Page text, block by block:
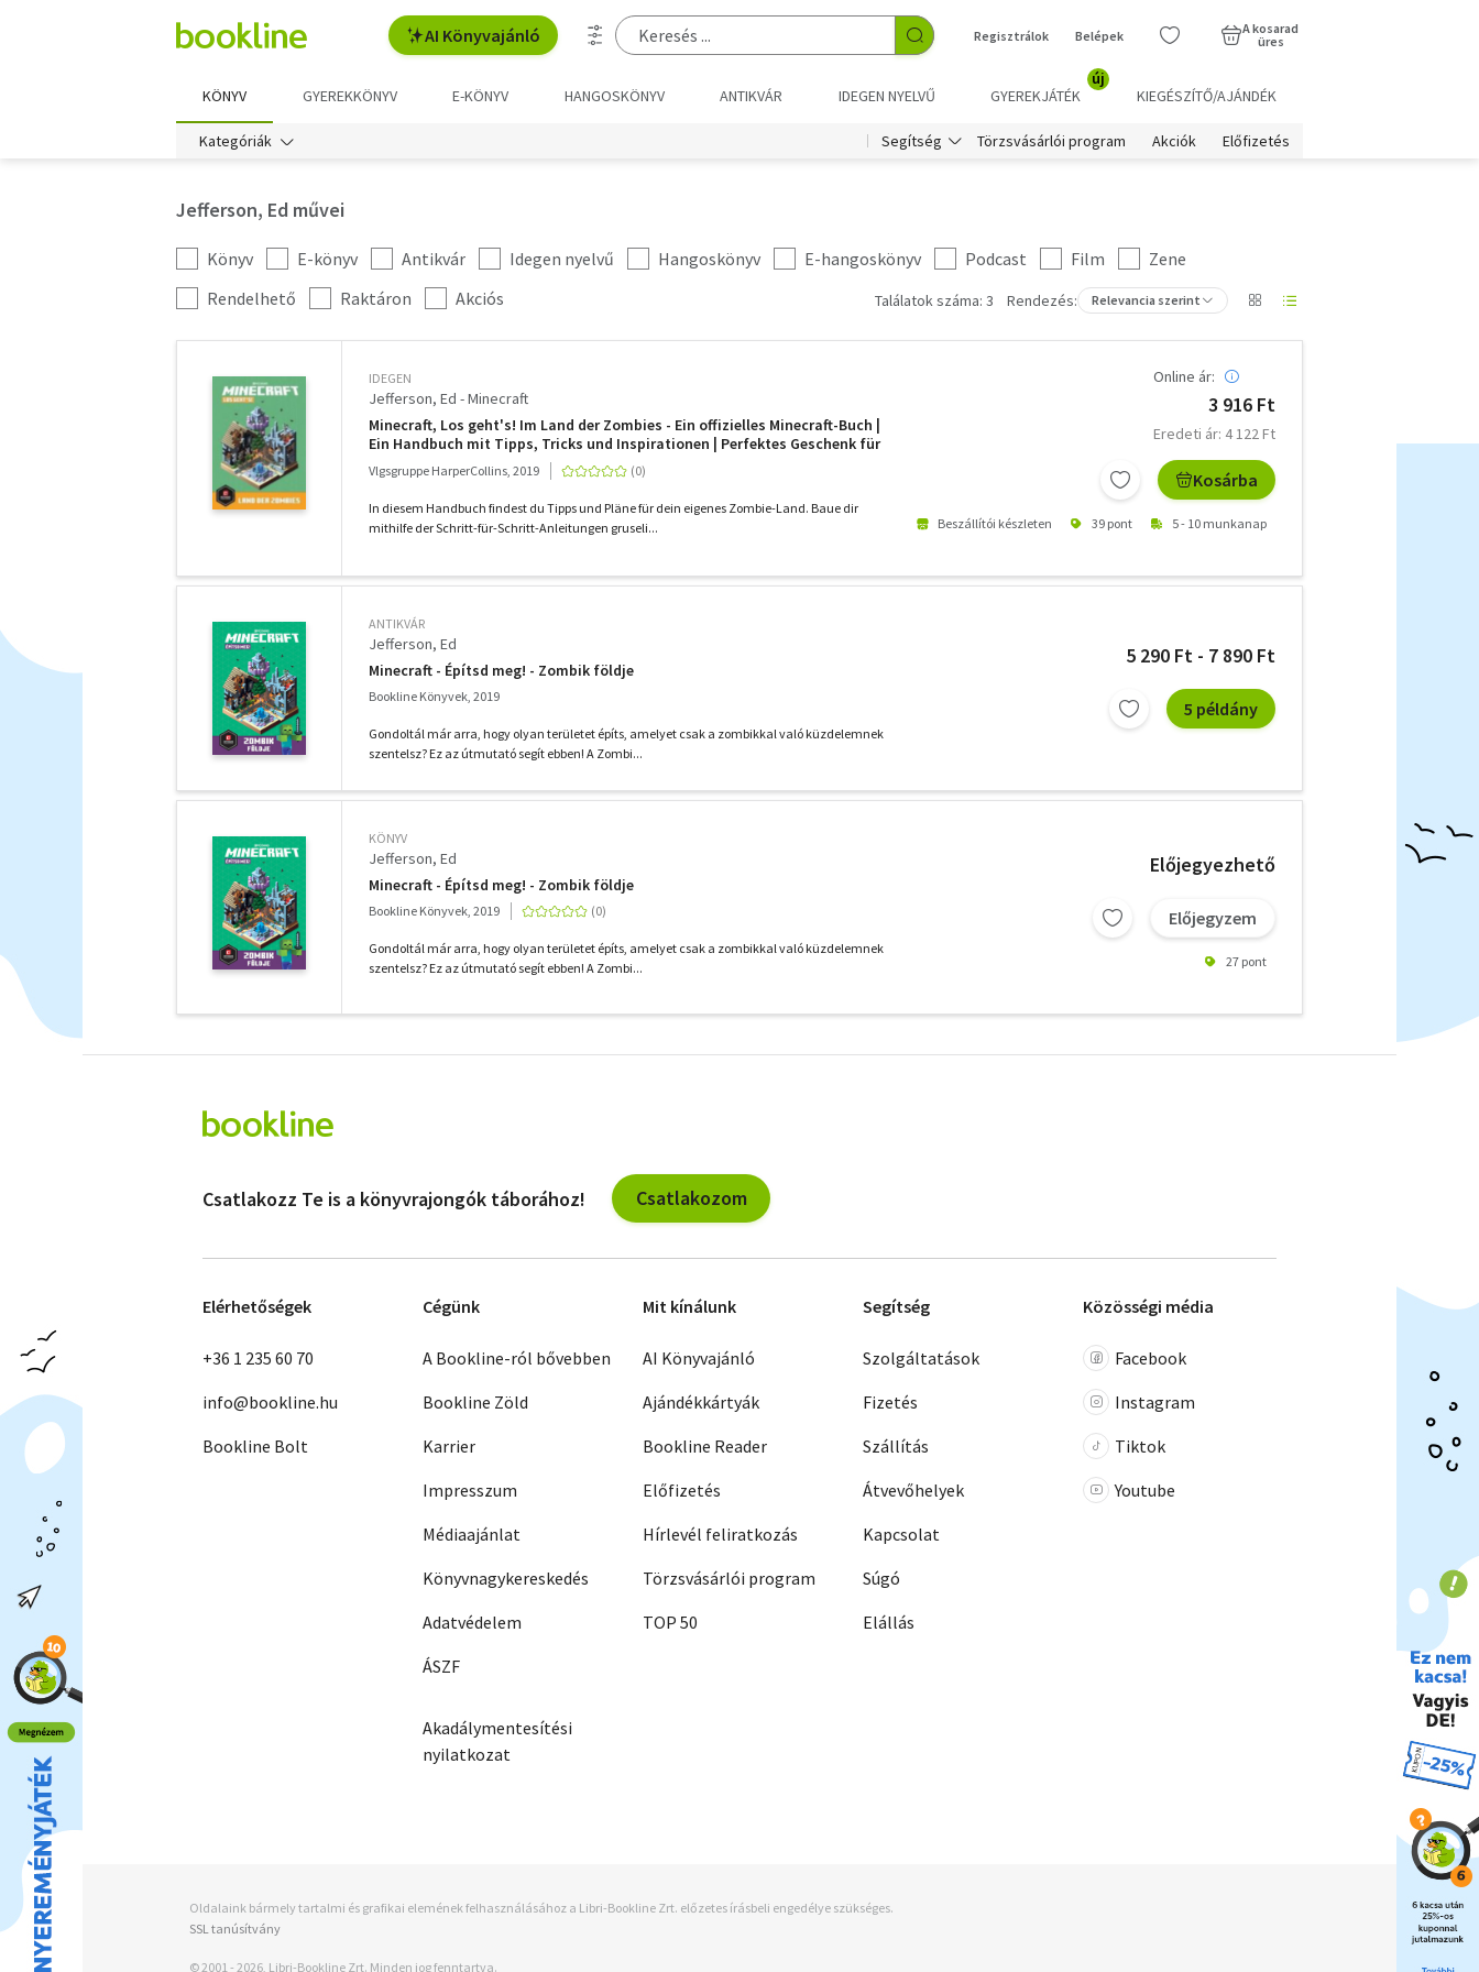
AI Könyvajánló Regisztrálok Belépek
A kosarad
üres
KÖNYV GYEREKKÖNYV E-KÖNYV HANGOSKÖNYV ANTIKVÁR IDEGEN NYELVŰ GYEREKJÁTÉK
új
KIEGÉSZÍTŐ/AJÁNDÉK
Kategóriák Segítség Törzsvásárlói program Akciók Előfizetés
Jefferson, Ed művei
Kategória
szűrés
Könyv E-könyv Antikvár Idegen nyelvű Hangoskönyv E-hangoskönyv Podcast Film
Zene
További
szűrők
Rendelhető Raktáron Akciós Találatok száma: 3 Rendezés: Relevancia szerint
IDEGEN
Jefferson, Ed - Minecraft
Minecraft, Los geht's! Im Land der Zombies - Ein offizielles Minecraft-Buch |
Ein Handbuch mit Tipps, Tricks und Inspirationen | Perfektes Geschenk für
Jungs ab 9 Jahren
Vlgsgruppe HarperCollins, 2019
In diesem Handbuch findest du Tipps und Pläne für dein eigenes Zombie-Land. Baue dir
mithilfe der Schritt-für-Schritt-Anleitungen gruseli...
Online ár:
3 916 Ft
Eredeti ár: 4 122 Ft
Kosárba
Beszállítói készleten 39 pont 5 - 10 munkanap
ANTIKVÁR
Jefferson, Ed
Minecraft - Építsd meg! - Zombik földje
Bookline Könyvek, 2019
Gondoltál már arra, hogy olyan területet építs, amelyet csak a zombikkal való küzdelemnek
szentelsz? Ez az útmutató segít ebben! A Zombi...
5 290 Ft - 7 890 Ft
5 példány
KÖNYV
Jefferson, Ed
Minecraft - Építsd meg! - Zombik földje
Bookline Könyvek, 2019
Gondoltál már arra, hogy olyan területet építs, amelyet csak a zombikkal való küzdelemnek
szentelsz? Ez az útmutató segít ebben! A Zombi...
Előjegyezhető
Előjegyzem
27 pont
szűrők
Csatlakozz Te is a könyvrajongók táborához! Csatlakozom
Elérhetőségek
+36 1 235 60 70
info@bookline.hu
Bookline Bolt
Cégünk
A Bookline-ról bővebben
Bookline Zöld
Karrier
Impresszum
Médiaajánlat
Könyvnagykereskedés
Adatvédelem
ÁSZF
Akadálymentesítési
nyilatkozat
Mit kínálunk
AI Könyvajánló
Ajándékkártyák
Bookline Reader
Előfizetés
Hírlevél feliratkozás
Törzsvásárlói program
TOP 50
Segítség
Szolgáltatások
Fizetés
Szállítás
Átvevőhelyek
Kapcsolat
Súgó
Elállás
Közösségi média
Facebook
Instagram
Tiktok
Youtube
Oldalaink bármely tartalmi és grafikai elemének felhasználásához a Libri-Bookline Zrt. előzetes írásbeli engedélye szükséges.
SSL tanúsítvány
© 2001 - 2026, Libri-Bookline Zrt. Minden jog fenntartva.